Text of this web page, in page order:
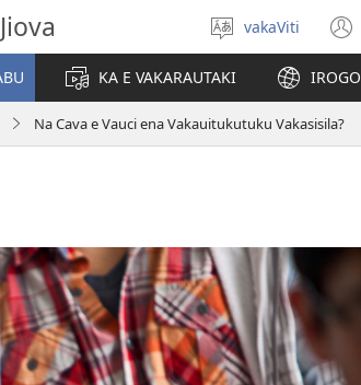
Digia
na
Vosa
vakaViti
KA E VAKARAUTAKI IROGO
Na Cava e Vauci ena Vakauitukutuku Vakasisila?